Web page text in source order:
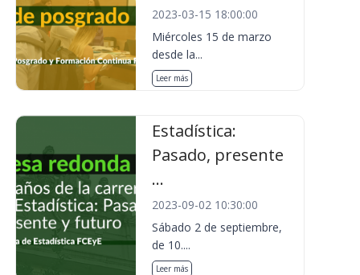
2023-03-15 18:00:00
Miércoles 15 de marzo
desde la...
Leer más
Estadística:
Pasado, presente
...
2023-09-02 10:30:00
Sábado 2 de septiembre,
de 10....
Leer más